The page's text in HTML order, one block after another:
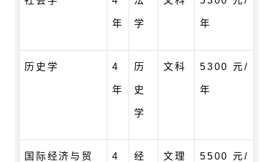
年 学 年
历史学 4
年
历
史
学
文科 5300 元/
年
国际经济与贸 4 经 文理 5500 元/